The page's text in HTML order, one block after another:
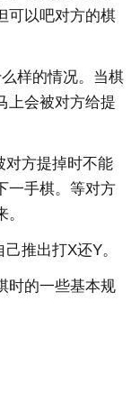
可以吧对方的棋
样的情况。当棋
上会被对方给提
对方提掉时不能
一手棋。等对方
推出打X还Y。
时的一些基本规